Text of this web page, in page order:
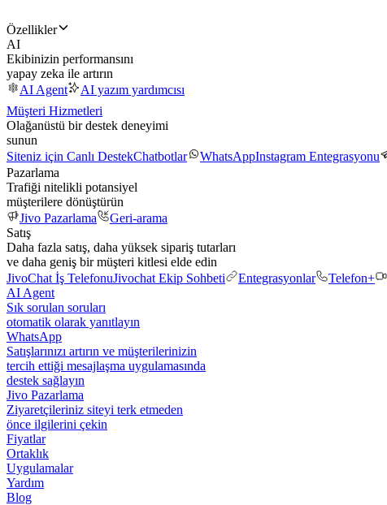
Özellikler
AI
Ekibinizin performansını
yapay zeka ile artırın
AI Agent
AI yazım yardımcısı
Müşteri Hizmetleri
Olağanüstü bir destek deneyimi
sunun
Siteniz için Canlı DestekChatbotlar WhatsAppInstagram Entegrasyonu
Pazarlama
Trafiği nitelikli potansiyel
müşterilere dönüştürün
Jivo Pazarlama
Geri-arama
Satış
Daha fazla satış, daha yüksek sipariş tutarları
ve daha geniş bir müşteri kitlesi elde edin
JivoChat İş TelefonuJivochat Ekip Sohbeti Entegrasyonlar Telefon+
AI Agent
Sık sorulan soruları
otomatik olarak yanıtlayın
WhatsApp
Satışlarınızı artırın ve müşterilerinizin
tercih ettiği mesajlaşma uygulamasında
destek sağlayın
Jivo Pazarlama
Ziyaretçileriniz siteyi terk etmeden
önce ilgilerini çekin
Fiyatlar
Ortaklık
Uygulamalar
Yardım
Blog